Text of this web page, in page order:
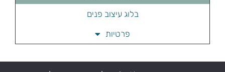
בלוג עיצוב פנים
פרטיות